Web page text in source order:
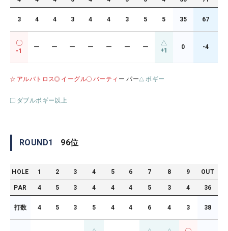
3 4 4 3 4 4 3 5 5 35 67
-1
ー ー ー ー ー ー ー +1 0 -4
アルバトロス イーグル バーティ ー パー ボギー
ダブルボギー以上
ROUND1 96位
HOLE 1 2 3 4 5 6 7 8 9 OUT
PAR 4 5 3 4 4 4 5 3 4 36
打数 4 5 3 5 4 4 6 4 3 38